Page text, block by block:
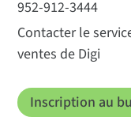
952-912-3444
Contacter le
ventes de Digi
Inscription au